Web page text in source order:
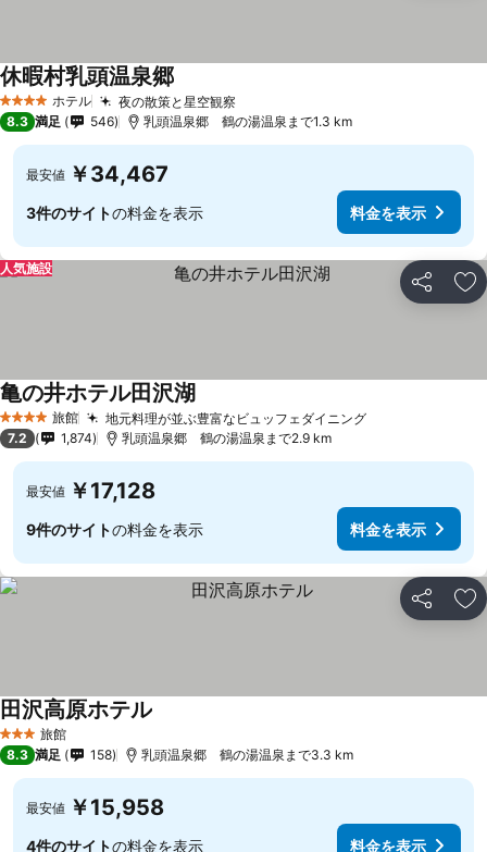
4 ホテルのランク
ホテル 夜の散策と星空観察
休暇村乳頭温泉郷
8.3 満足 546 乳頭温泉郷 鶴の湯温泉まで1.3 km
最安値 ￥34,467
3件のサイトの料金を表示 料金を表示
シェア お
人気施設
4 ホテルのランク
旅館 地元料理が並ぶ豊富なビュッフェダイニング
亀の井ホテル田沢湖
7.2 1,874 乳頭温泉郷 鶴の湯温泉まで2.9 km
最安値 ￥17,128
9件のサイトの料金を表示 料金を表示
シェア お
3 ホテルのランク
旅館
田沢高原ホテル
8.3 満足 158 乳頭温泉郷 鶴の湯温泉まで3.3 km
最安値 ￥15,958
4件のサイトの料金を表示 料金を表示